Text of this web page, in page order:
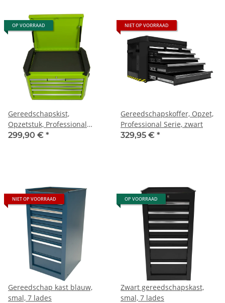
OP VOORRAAD
Gereedschapskist,
Opzetstuk, Professional
Serie, groen
299,90 € *
NIET OP VOORRAAD
Gereedschapskoffer, Opzet,
Professional Serie, zwart
329,95 € *
NIET OP VOORRAAD
Gereedschap kast blauw,
smal, 7 lades
OP VOORRAAD
Zwart gereedschapskast,
smal, 7 lades